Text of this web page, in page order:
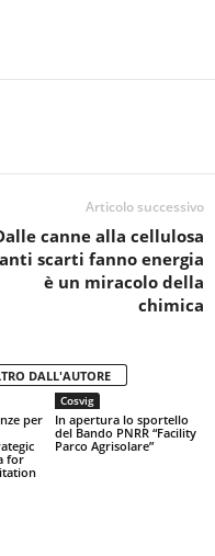
Articolo successivo
canne alla cellulosa
scarti fanno energia
è un miracolo della
chimica
DALL'AUTORE
per
for
Cosvig
In apertura lo sportello
del Bando PNRR “Facility
Parco Agrisolare”